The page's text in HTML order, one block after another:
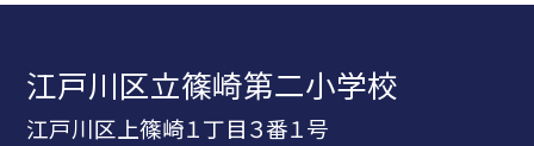
江戸川区立篠崎第二小学校
江戸川区上篠崎１丁目３番１号